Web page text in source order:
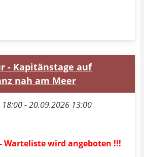
- Kapitänstage auf
nah am Meer
18:00-20.09.2026 13:00
Warteliste wird angeboten !!!